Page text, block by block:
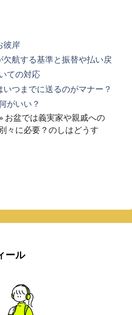
彼岸
欠航する基準と振替や払い戻
ての対応
つまでに送るのがマナー？
がいい？
» お盆では義実家や親戚への
々に必要？のしはどうす
ール